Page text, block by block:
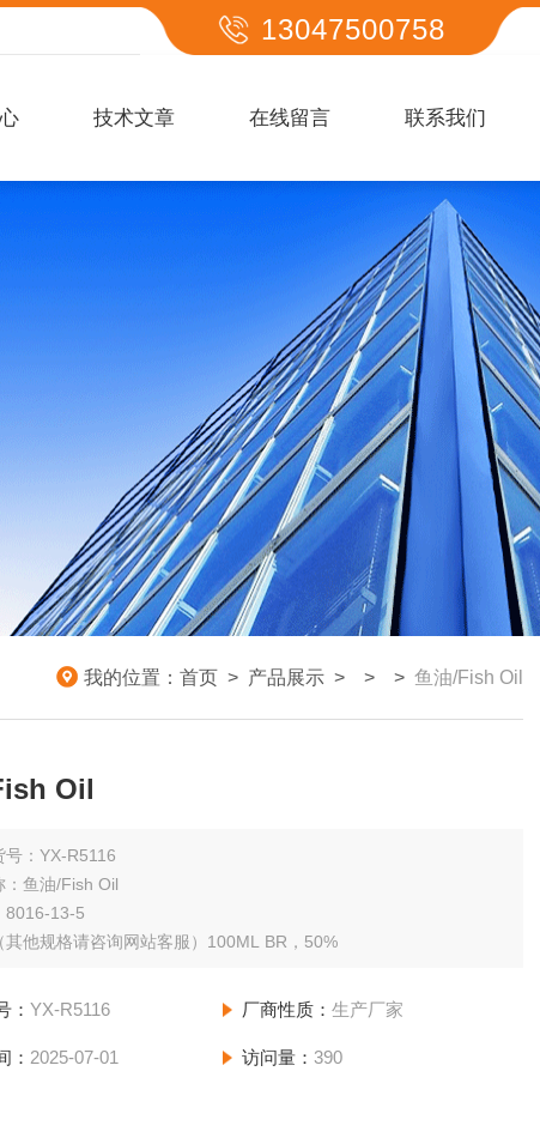
13047500758
技术文章 在线留言 联系我们
我的位置： 首页 > 产品展示 > > > 鱼油/Fish Oil
Oil
号：YX-R5116
：鱼油/Fish Oil
8016-13-5
规格：（其他规格请咨询网站客服）100ML BR，50%
：YX-R5116 厂商性质： 生产厂家
： 2025-07-01 访问量： 390